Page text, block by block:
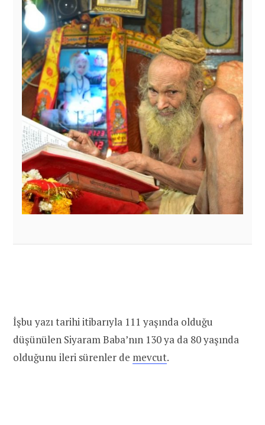
İşbu yazı tarihi itibarıyla 111 yaşında olduğu
düşünülen Siyaram Baba’nın 130 ya da 80 yaşında
olduğunu ileri sürenler de mevcut.